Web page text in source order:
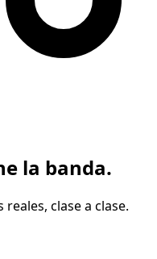
la banda.
clase a clase.